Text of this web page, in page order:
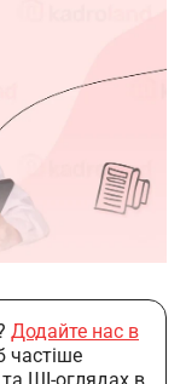
Додайте нас в
частіше
ШІ-оглядах в